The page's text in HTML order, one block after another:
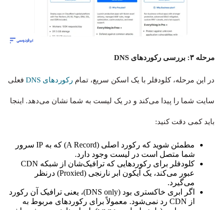
مرحله ۳: بررسی رکوردهای DNS
در این مرحله، کلودفلر با یک اسکن سریع، تمام رکوردهای DNS فعلی
سایت شما را پیدا می‌کند و در یک لیست به شما نشان می‌دهد. اینجا
باید کمی دقت کنید:
مطمئن شوید که رکورد اصلی (A Record) که به IP سرور
شما متصل است در لیست وجود دارد.
کلودفلر برای رکوردهایی که ترافیک‌شان از شبکه CDN
عبور می‌کند، یک آیکون ابر نارنجی (Proxied) درنظر
می‌گیرد.
اگر ابری خاکستری بود (DNS only)، یعنی ترافیک آن رکورد
از CDN رد نمی‌شود. معمولاً برای رکوردهای مربوط به